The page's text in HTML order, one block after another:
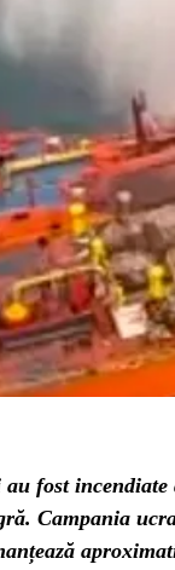
fost
Campania